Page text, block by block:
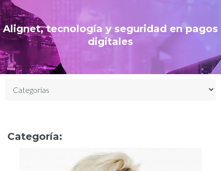
Alignet, tecnología y seguridad en pagos
digitales
Categoría: